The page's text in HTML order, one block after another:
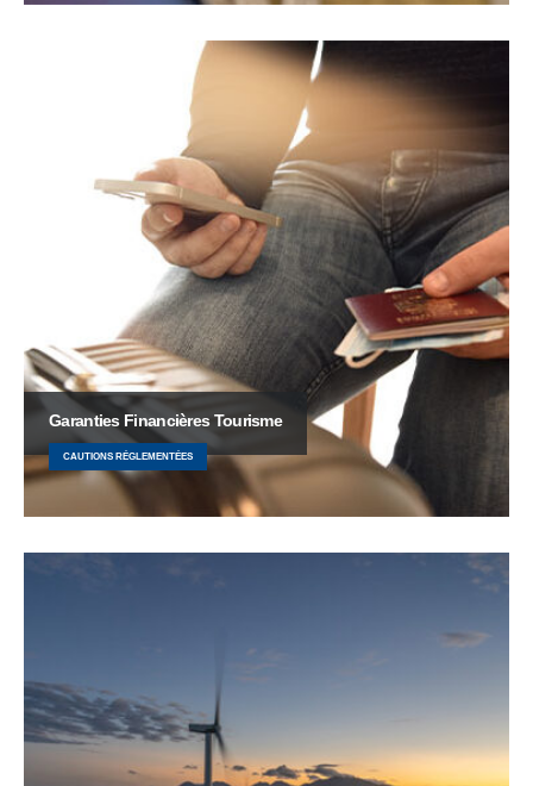
Garanties Financières Tourisme
CAUTIONS RÉGLEMENTÉES